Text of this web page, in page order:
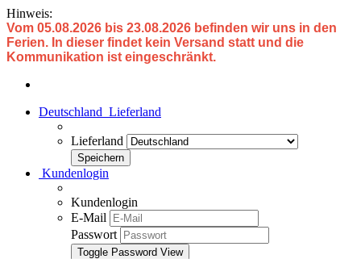
Hinweis:
Vom 05.08.2026 bis 23.08.2026 befinden wir uns in den
Ferien. In dieser findet kein Versand statt und die
Kommunikation ist eingeschränkt.
Deutschland Lieferland
Lieferland
Kundenlogin
Kundenlogin
E-Mail
Passwort
Toggle Password View